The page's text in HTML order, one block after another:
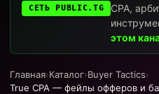
СЕТЬ PUBLIC.TG
CPA,
этом
Главная›Каталог›Buyer Tactics›
True CPA — фейлы офферов и